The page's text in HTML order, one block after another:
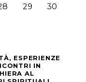
29
30
ESPERIENZE
IN
AL